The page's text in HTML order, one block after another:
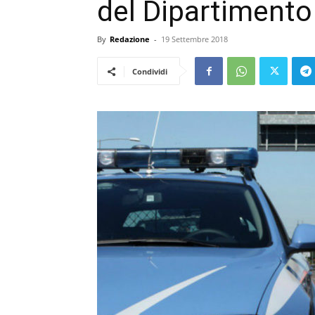
del Dipartimento
By Redazione - 19 Settembre 2018
Condividi